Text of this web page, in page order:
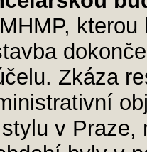
Zkáza
v